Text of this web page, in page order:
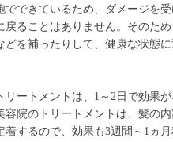
でできているため、ダメージを
戻ることはありません。そのた
どを補ったりして、健康な状態
リートメントは、1～2日で効果
容院のトリートメントは、髪の
着するので、効果も3週間～1ヵ